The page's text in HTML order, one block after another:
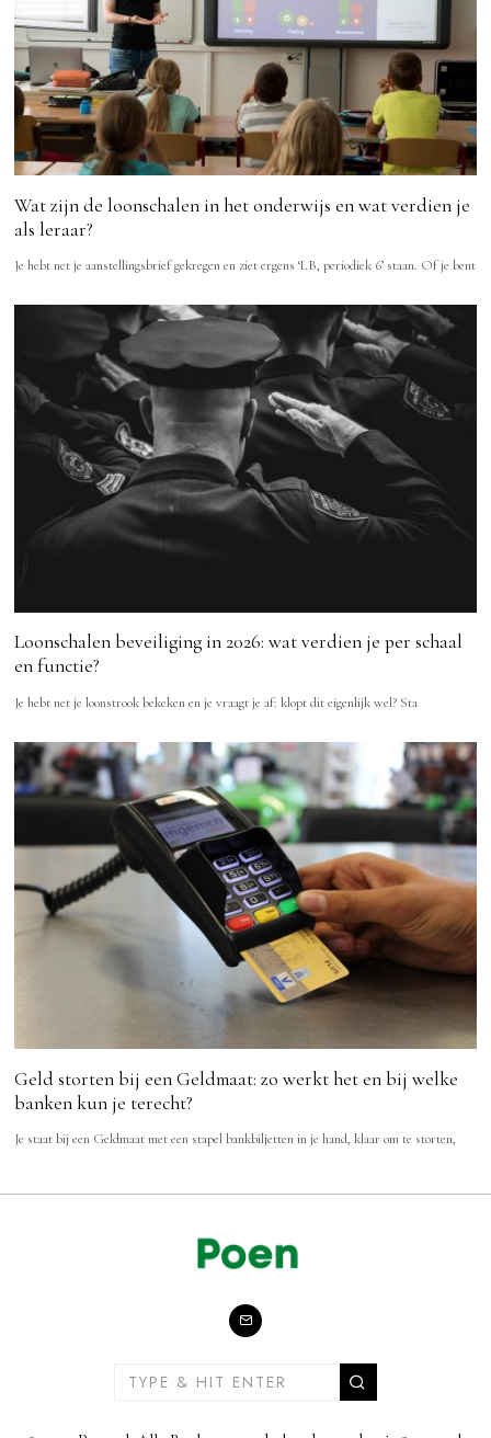
Wat zijn de loonschalen in het onderwijs en wat verdien je
als leraar?
Je hebt net je aanstellingsbrief gekregen en ziet ergens ‘LB, periodiek 6’ staan. Of je bent
Loonschalen beveiliging in 2026: wat verdien je per schaal
en functie?
Je hebt net je loonstrook bekeken en je vraagt je af: klopt dit eigenlijk wel? Sta
Geld storten bij een Geldmaat: zo werkt het en bij welke
banken kun je terecht?
Je staat bij een Geldmaat met een stapel bankbiljetten in je hand, klaar om te storten,